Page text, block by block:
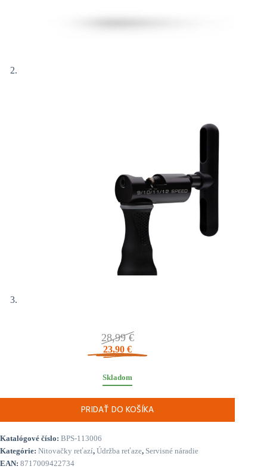
28,99€
23,90€
Skladom
PRIDAŤ DO KOŠÍKA
Katalógové číslo: BPS-113006
Kategórie: Nitovačky reťazí, Údržba reťaze, Servisné náradie
EAN: 8717009422734